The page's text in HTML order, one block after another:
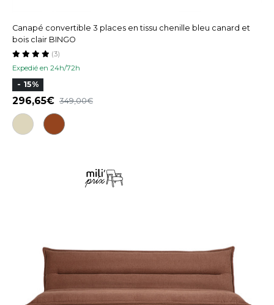
Canapé convertible 3 places en tissu chenille bleu canard et
bois clair BINGO
Expedié en 24h/72h
(3)
- 15%
296,65 349,00